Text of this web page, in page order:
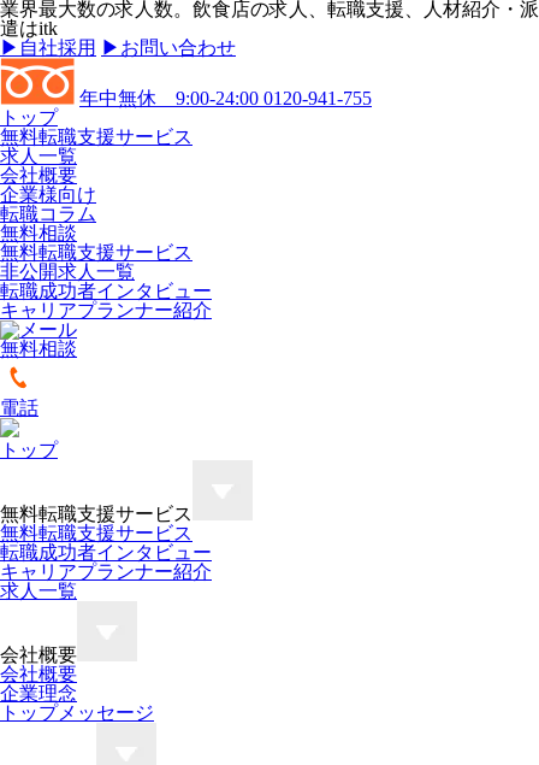
業界最大数の求人数。飲食店の求人、転職支援、人材紹介・派
遣はitk
▶︎自社採用 ▶︎お問い合わせ
年中無休 9:00-24:00 0120-941-755
トップ
無料転職支援サービス
求人一覧
会社概要
企業様向け
転職コラム
無料相談
無料転職支援サービス
非公開求人一覧
転職成功者インタビュー
キャリアプランナー紹介
無料相談
電話
トップ
無料転職支援サービス
無料転職支援サービス
転職成功者インタビュー
キャリアプランナー紹介
求人一覧
会社概要
会社概要
企業理念
トップメッセージ